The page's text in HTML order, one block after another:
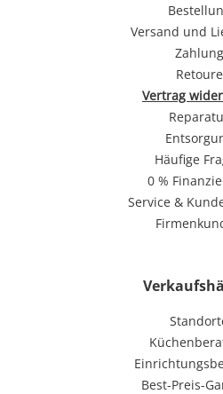
Versand und
Zahlung
Retoure
Vertrag
Häufige
0 %
Service &
Best-Preis-